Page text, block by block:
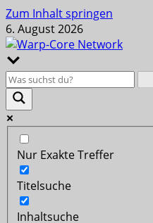
Zum Inhalt springen
6. August 2026
Nur Exakte Treffer
Titelsuche
Inhaltsuche